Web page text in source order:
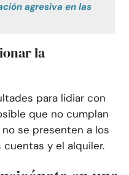
agresiva en las
la
para lidiar con
que no cumplan
se presenten a los
y el alquiler.